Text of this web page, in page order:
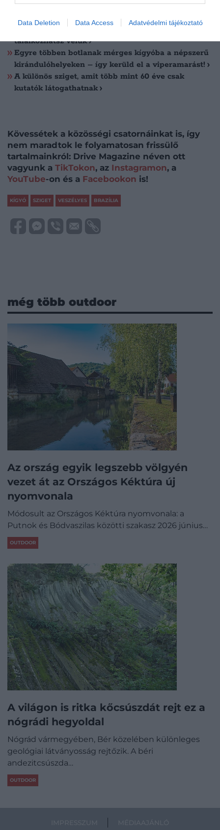
Data Deletion Data Access Adatvédelmi tájékoztató
Bevállalnád? 7 úti cél, ahol hemzsegnek a mérges
kígyók
Több mérges kígyó is tekereg Magyarországon – itt
találkozhatsz velük
Egyre többen botlanak mérges kígyóba a népszerű
kirándulóhelyeken – így kerüld el a viperamarást!
A különös sziget, amit több mint 60 éve csak
kutatók látogathatnak
Kövessétek a közösségi csatornáinkat is, így
nem maradtok le folyamatosan frissülő
tartalmainkról: Drive Magazine néven ott
vagyunk a TikTokon, az Instagramon, a
YouTube-on és a Facebookon is!
KÍGYÓ SZIGET VESZÉLYES BRAZÍLIA
még több outdoor
Az ország egyik legszebb völgyén
vezet át az Országos Kéktúra új
nyomvonala
Módosult az Országos Kéktúra nyomvonala: a
Putnok és Bódvaszilas közötti szakasz 2026 június…
OUTDOOR
A világon is ritka kőcsúszdát rejt ez a
nógrádi hegyoldal
Nógrád vármegyében, Bér közelében különleges
geológiai látványosság rejtőzik. A béri
andezitcsúszda…
OUTDOOR